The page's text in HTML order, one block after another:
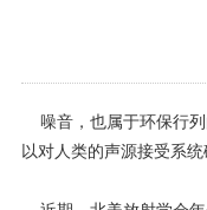
噪音，也属于环保行列
以对人类的声源接受系